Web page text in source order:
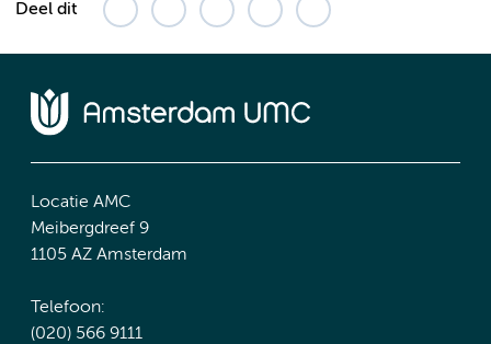
Deel dit
Locatie AMC
Meibergdreef 9
1105 AZ Amsterdam
Telefoon:
(020) 566 9111